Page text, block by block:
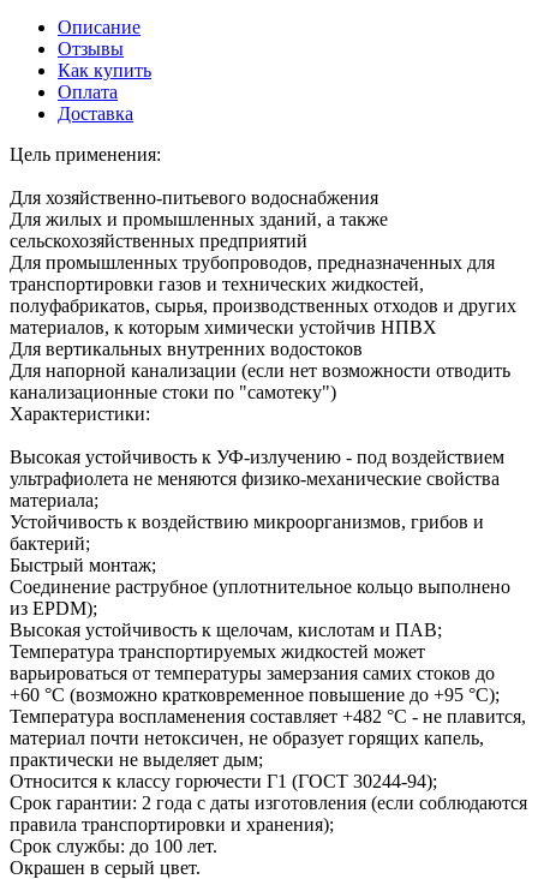
Описание
Отзывы
Как купить
Оплата
Доставка
Цель применения:
Для хозяйственно-питьевого водоснабжения
Для жилых и промышленных зданий, а также
сельскохозяйственных предприятий
Для промышленных трубопроводов, предназначенных для
транспортировки газов и технических жидкостей,
полуфабрикатов, сырья, производственных отходов и других
материалов, к которым химически устойчив НПВХ
Для вертикальных внутренних водостоков
Для напорной канализации (если нет возможности отводить
канализационные стоки по "самотеку")
Характеристики:
Высокая устойчивость к УФ-излучению - под воздействием
ультрафиолета не меняются физико-механические свойства
материала;
Устойчивость к воздействию микроорганизмов, грибов и
бактерий;
Быстрый монтаж;
Соединение раструбное (уплотнительное кольцо выполнено
из EPDM);
Высокая устойчивость к щелочам, кислотам и ПАВ;
Температура транспортируемых жидкостей может
варьироваться от температуры замерзания самих стоков до
+60 °С (возможно кратковременное повышение до +95 °С);
Температура воспламенения составляет +482 °С - не плавится,
материал почти нетоксичен, не образует горящих капель,
практически не выделяет дым;
Относится к классу горючести Г1 (ГОСТ 30244-94);
Срок гарантии: 2 года с даты изготовления (если соблюдаются
правила транспортировки и хранения);
Срок службы: до 100 лет.
Окрашен в серый цвет.